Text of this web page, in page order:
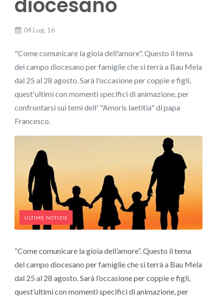
diocesano
04 Lug, 16
"Come comunicare la gioia dell'amore". Questo il tema
del campo diocesano per famiglie che si terrà a Bau Mela
dal 25 al 28 agosto. Sarà l'occasione per coppie e figli,
quest'ultimi con momenti specifici di animazione, per
confrontarsi sui temi dell' "Amoris laetitia" di papa
Francesco.
ULTIME NOTIZIE
“Come comunicare la gioia dell’amore”. Questo il tema
del campo diocesano per famiglie che si terrà a Bau Mela
dal 25 al 28 agosto. Sarà l’occasione per coppie e figli,
quest’ultimi con momenti specifici di animazione, per